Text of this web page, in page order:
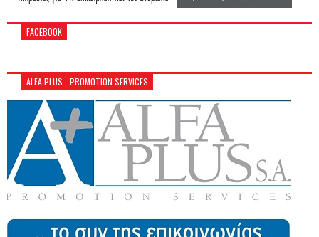
FACEBOOK
ALFA PLUS - PROMOTION SERVICES